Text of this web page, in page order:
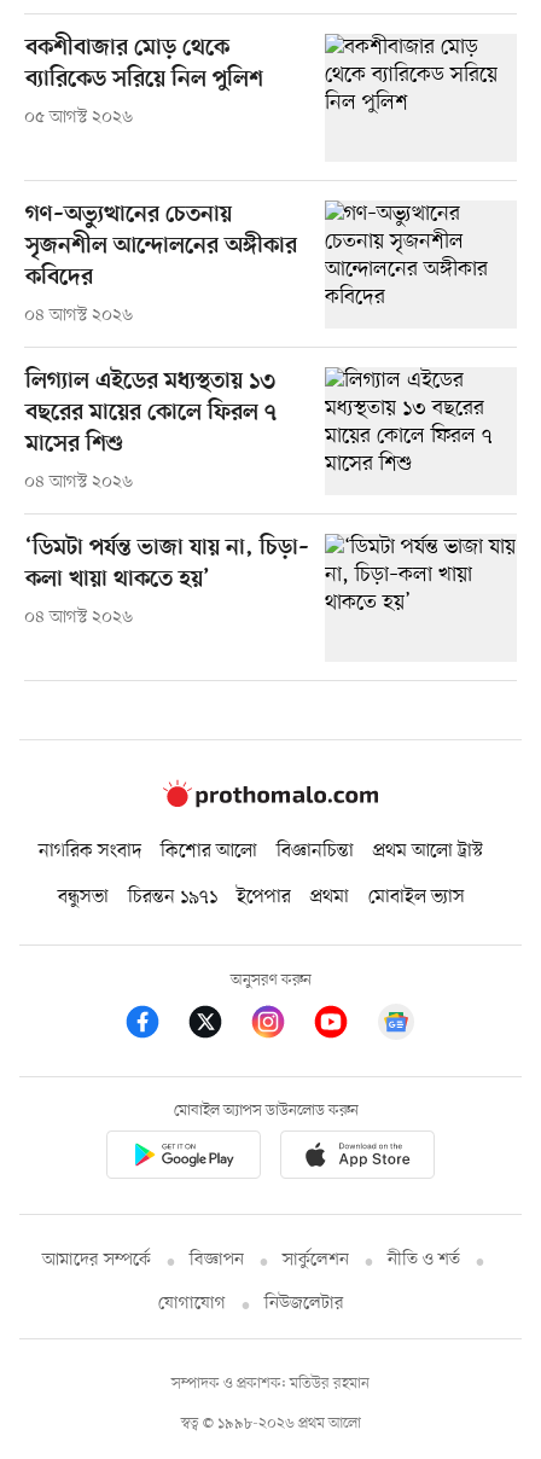
বকশীবাজার মোড় থেকে
ব্যারিকেড সরিয়ে নিল পুলিশ
০৫ আগস্ট ২০২৬
গণ–অভ্যুত্থানের চেতনায়
সৃজনশীল আন্দোলনের অঙ্গীকার
কবিদের
০৪ আগস্ট ২০২৬
লিগ্যাল এইডের মধ্যস্থতায় ১৩
বছরের মায়ের কোলে ফিরল ৭
মাসের শিশু
০৪ আগস্ট ২০২৬
‘ডিমটা পর্যন্ত ভাজা যায় না, চিড়া–
কলা খায়া থাকতে হয়’
০৪ আগস্ট ২০২৬
নাগরিক সংবাদ কিশোর আলো বিজ্ঞানচিন্তা
প্রথম আলো ট্রাস্ট
বন্ধুসভা
চিরন্তন ১৯৭১ ইপেপার প্রথমা মোবাইল ভ্যাস
অনুসরণ করুন
মোবাইল অ্যাপস ডাউনলোড করুন
আমাদের সম্পর্কে বিজ্ঞাপন সার্কুলেশন
নীতি ও শর্ত
যোগাযোগ
নিউজলেটার
স্বত্ব © ১৯৯৮-২০২৬ প্রথম আলো
সম্পাদক ও প্রকাশক: মতিউর রহমান